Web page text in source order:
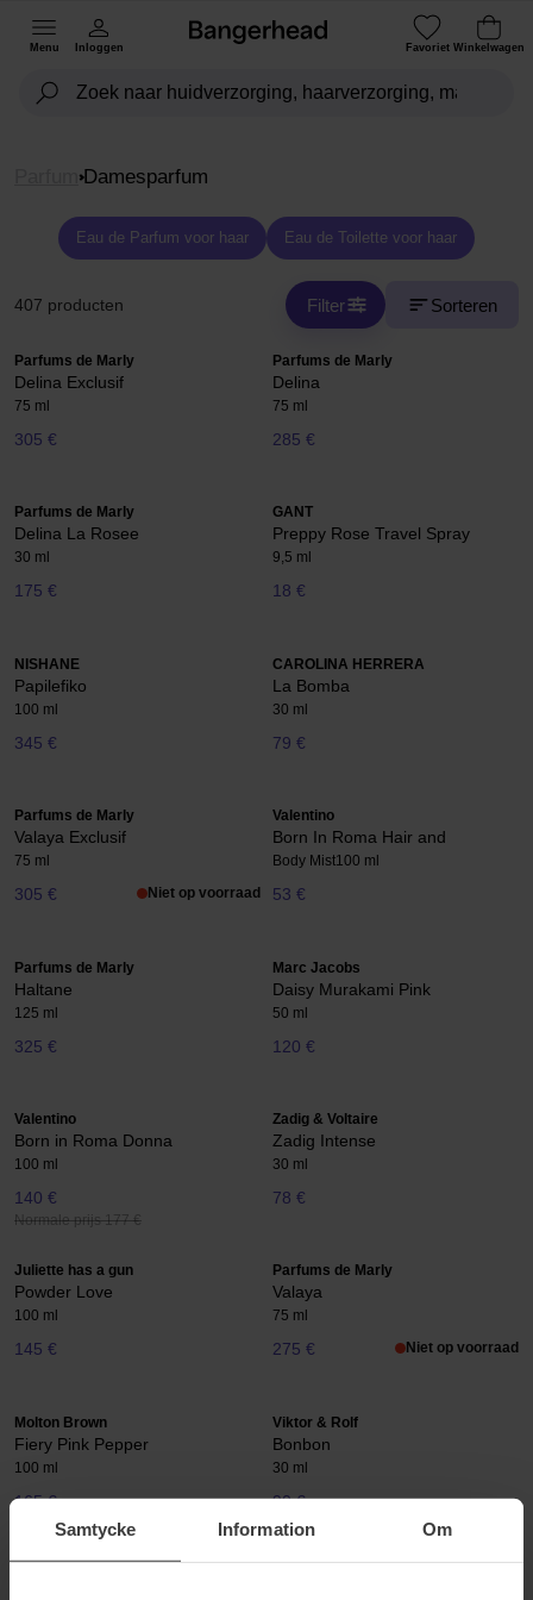
Samtycke Information Om
Menu Inloggen Favoriet Winkelwagen
Damesparfum
Eau de Parfum voor haar Eau de Toilette voor haar
407 producten Filter Sorteren
Parfums de Marly
Delina Exclusif
75 ml
305 €
Parfums de Marly
Delina
75 ml
285 €
Parfums de Marly
Delina La Rosee
30 ml
175 €
GANT
Preppy Rose Travel Spray
9,5 ml
18 €
NISHANE
Papilefiko
100 ml
345 €
CAROLINA HERRERA
La Bomba
30 ml
79 €
Parfums de Marly
Valaya Exclusif
75 ml
305 € Niet op voorraad
Valentino
Born In Roma Hair and
Body Mist100 ml
53 €
Parfums de Marly
Haltane
125 ml
325 €
Marc Jacobs
Daisy Murakami Pink
50 ml
120 €
Valentino
Born in Roma Donna
100 ml
140 €
Normale prijs 177 €
Zadig & Voltaire
Zadig Intense
30 ml
78 €
Juliette has a gun
Powder Love
100 ml
145 €
Parfums de Marly
Valaya
75 ml
275 € Niet op voorraad
Molton Brown
Fiery Pink Pepper
100 ml
165 €
Viktor & Rolf
Bonbon
30 ml
90 €